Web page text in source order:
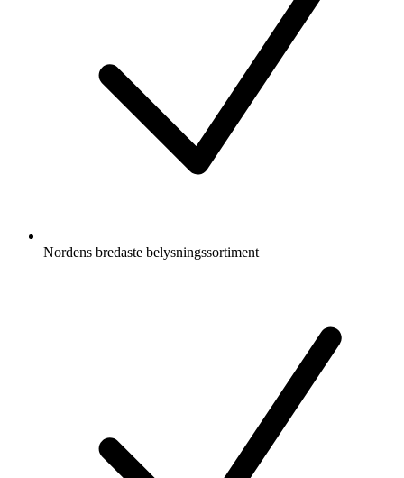
Nordens bredaste belysningssortiment